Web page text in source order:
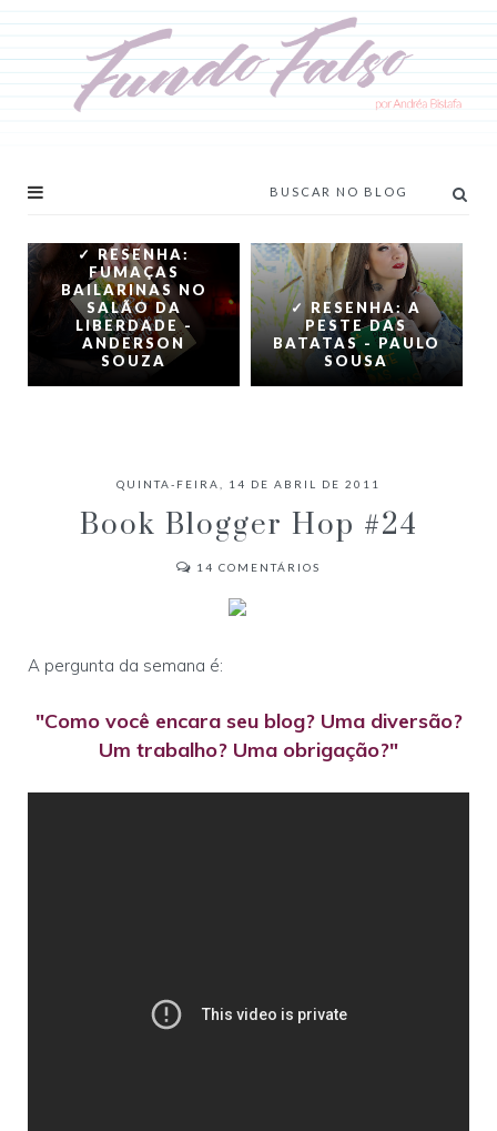
✓ RESENHA:
FUMAÇAS
BAILARINAS NO
SALÃO DA
LIBERDADE -
ANDERSON
SOUZA
✓ RESENHA: A
PESTE DAS
BATATAS - PAULO
SOUSA
QUINTA-FEIRA, 14 DE ABRIL DE 2011
Book Blogger Hop #24
14 COMENTÁRIOS
A pergunta da semana é:
"Como você encara seu blog? Uma diversão?
Um trabalho? Uma obrigação?"